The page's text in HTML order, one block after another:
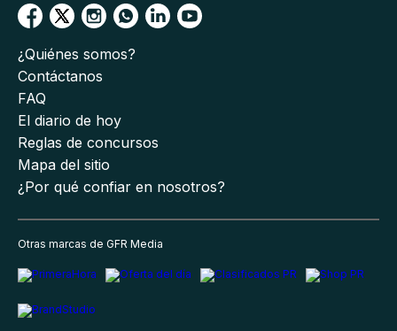
¿Quiénes somos?
Contáctanos
FAQ
El diario de hoy
Reglas de concursos
Mapa del sitio
¿Por qué confiar en nosotros?
Otras marcas de GFR Media